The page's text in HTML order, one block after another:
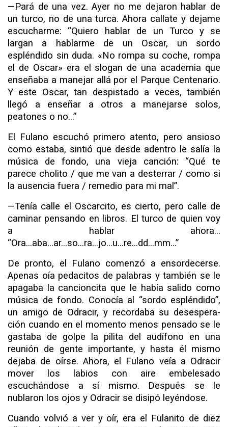
—Pará de una vez. Ayer no me dejaron hablar de
un turco, no de una turca. Ahora callate y dejame
escucharme: “Quiero hablar de un Turco y se
largan a hablarme de un Oscar, un sordo
espléndido sin duda. «No rompa su coche, rompa
el de Oscar» era el slogan de una academia que
enseñaba a ma­nejar allá por el Parque Centenario.
Y este Oscar, tan despis­tado a veces, también
llegó a enseñar a otros a manejarse solos,
peatones o no...”
El Fulano escuchó primero atento, pero ansioso
como es­taba, sintió que desde adentro le salía la
música de fondo, una vieja canción: “Qué te
parece cholito / que me van a desterrar / como si
la ausencia fuera / remedio para mi mal”.
—Tenía calle el Oscarcito, es cierto, pero calle de
caminar pensando en libros. El turco de quien voy
a hablar ahora...
“Ora...aba...ar...so...ra...jo...u...re...dd...mm...”
De pronto, el Fulano comenzó a ensordecerse.
Apenas oía pedacitos de palabras y también se le
apagaba la cancioncita que le había salido como
música de fondo. Conocía al “sordo espléndido”,
un amigo de Odracir, y recordaba su desespera­
ción cuando en el momento menos pensado se le
gastaba de golpe la pilita del audífono en una
reunión de gente impor­tante, y hasta él mismo
dejaba de oírse. Ahora, el Fulano veía a Odracir
mover los labios con aire embelesado
escuchándose a sí mismo. Después se le
nublaron los ojos y Odracir se disipó leyéndose.
Cuando volvió a ver y oír, era el Fulanito de diez